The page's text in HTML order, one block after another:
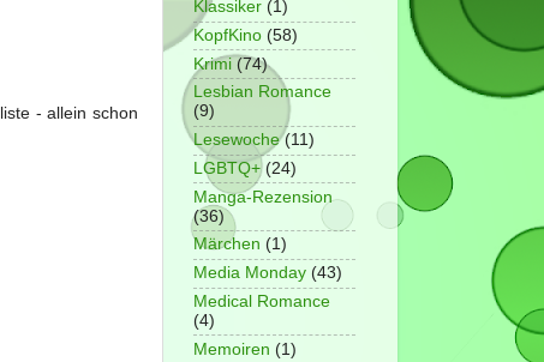
- allein schon
Klassiker (1)
KopfKino (58)
Krimi (74)
Lesbian Romance
(9)
Lesewoche (11)
LGBTQ+ (24)
Manga-Rezension
(36)
Märchen (1)
Media Monday (43)
Medical Romance
(4)
Memoiren (1)